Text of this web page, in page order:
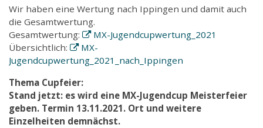
Wir haben eine Wertung nach Ippingen und damit auch
die Gesamtwertung.
Gesamtwertung:
MX-Jugendcupwertung_2021
Übersichtlich:
MX-
Jugendcupwertung_2021_nach_Ippingen
Thema Cupfeier:
Stand jetzt: es wird eine MX-Jugendcup Meisterfeier
geben. Termin 13.11.2021. Ort und weitere
Einzelheiten demnächst.